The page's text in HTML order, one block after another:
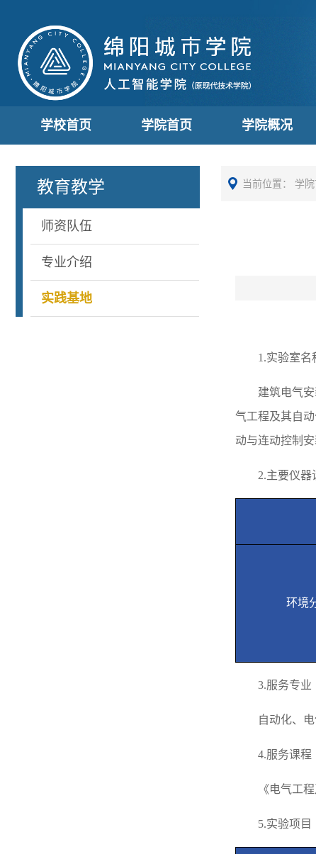
学校首页 学院首页 学院概况
教育教学
师资队伍
专业介绍
实践基地
当前位置： 学
1.实验室名
建筑电气
气工程及其自
动与连动控制
2.主要仪器
环境
3.服务专业
自动化、
4.服务课程
《电气工
5.实验项目